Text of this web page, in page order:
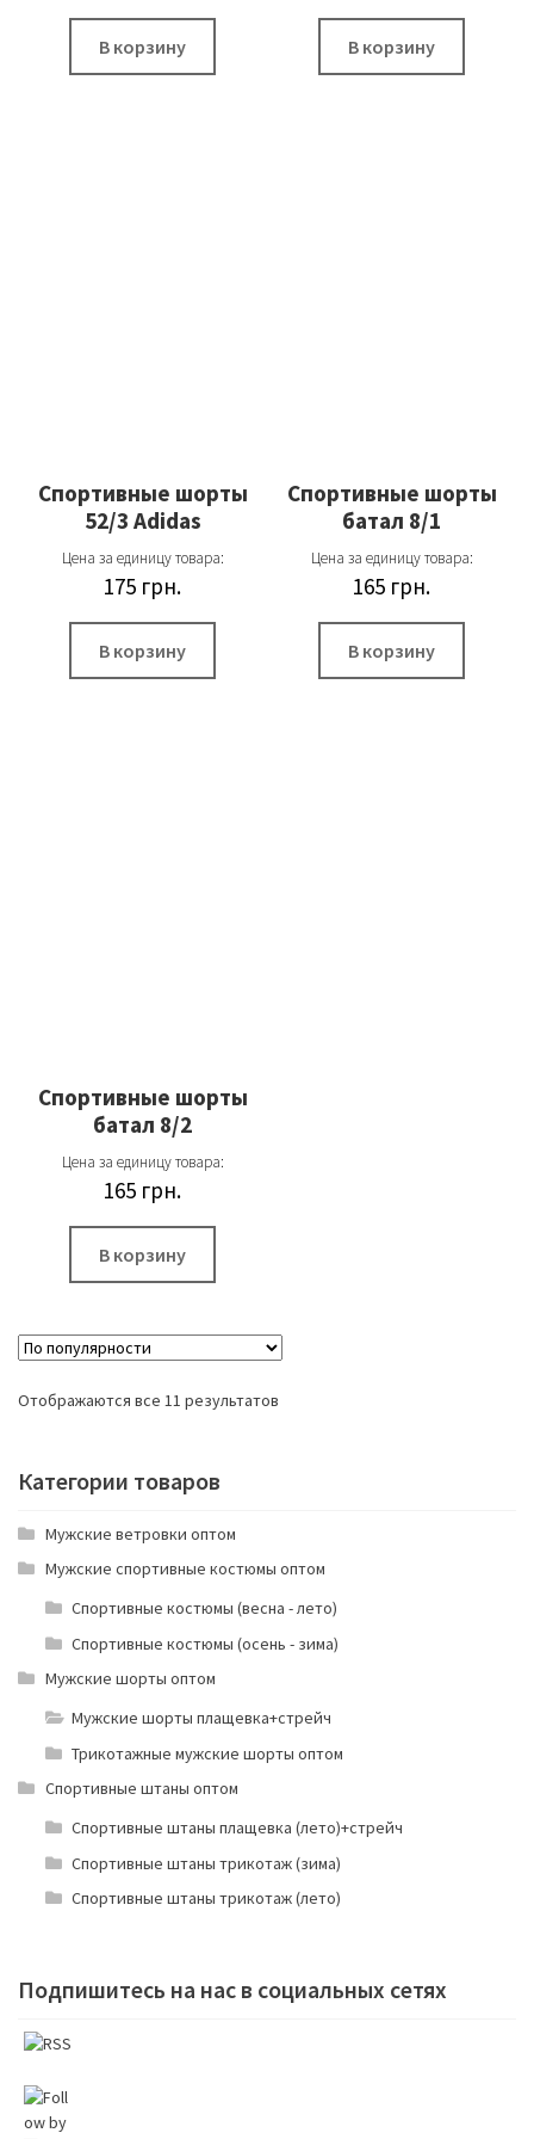
В корзину В корзину
Спортивные шорты
52/3 Adidas
Цена за единицу товара:
175 грн.
В корзину
Спортивные шорты
батал 8/1
Цена за единицу товара:
165 грн.
В корзину
Спортивные шорты
батал 8/2
Цена за единицу товара:
165 грн.
В корзину
Отображаются все 11 результатов
Категории товаров
Мужские ветровки оптом
Мужские спортивные костюмы оптом
Спортивные костюмы (весна - лето)
Спортивные костюмы (осень - зима)
Мужские шорты оптом
Мужские шорты плащевка+стрейч
Трикотажные мужские шорты оптом
Спортивные штаны оптом
Спортивные штаны плащевка (лето)+стрейч
Спортивные штаны трикотаж (зима)
Спортивные штаны трикотаж (лето)
Подпишитесь на нас в социальных сетях